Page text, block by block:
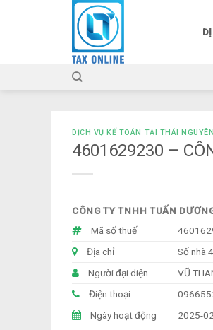
DỊCH VỤ KẾ TOÁN TẠI THÁI NGUYÊN
4601629230 –
CÔNG TY TNHH TUẤN
Mã số thuế
Địa chỉ
Số nhà
Người đại diện
VŨ
Điện thoại
Ngày hoạt động
2025-